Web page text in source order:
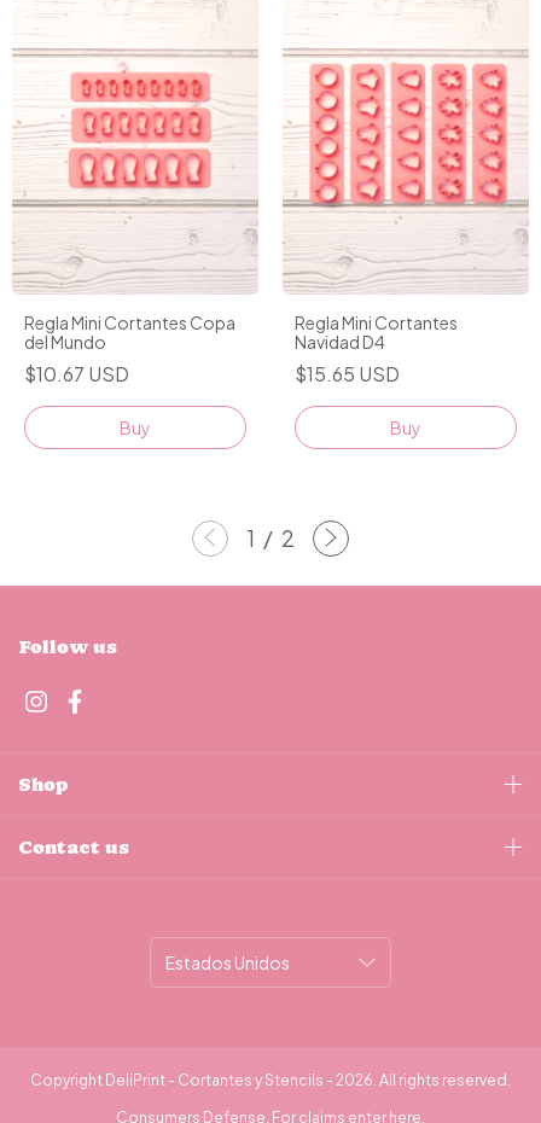
Regla Mini Cortantes Copa
del Mundo
$10.67 USD
Regla Mini Cortantes
Navidad D4
$15.65 USD
Buy
1 / 2
Follow us
Shop
Contact us
Copyright DeliPrint - Cortantes y Stencils - 2026. All rights reserved.
Consumers Defense. For claims enter here.